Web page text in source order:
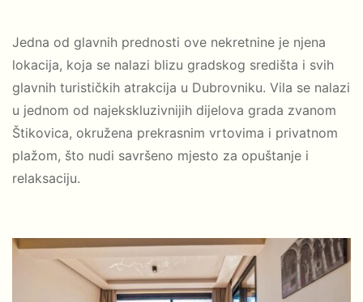
Jedna od glavnih prednosti ove nekretnine je njena
lokacija, koja se nalazi blizu gradskog središta i svih
glavnih turističkih atrakcija u Dubrovniku. Vila se nalazi
u jednom od najekskluzivnijih dijelova grada zvanom
Štikovica, okružena prekrasnim vrtovima i privatnom
plažom, što nudi savršeno mjesto za opuštanje i
relaksaciju.